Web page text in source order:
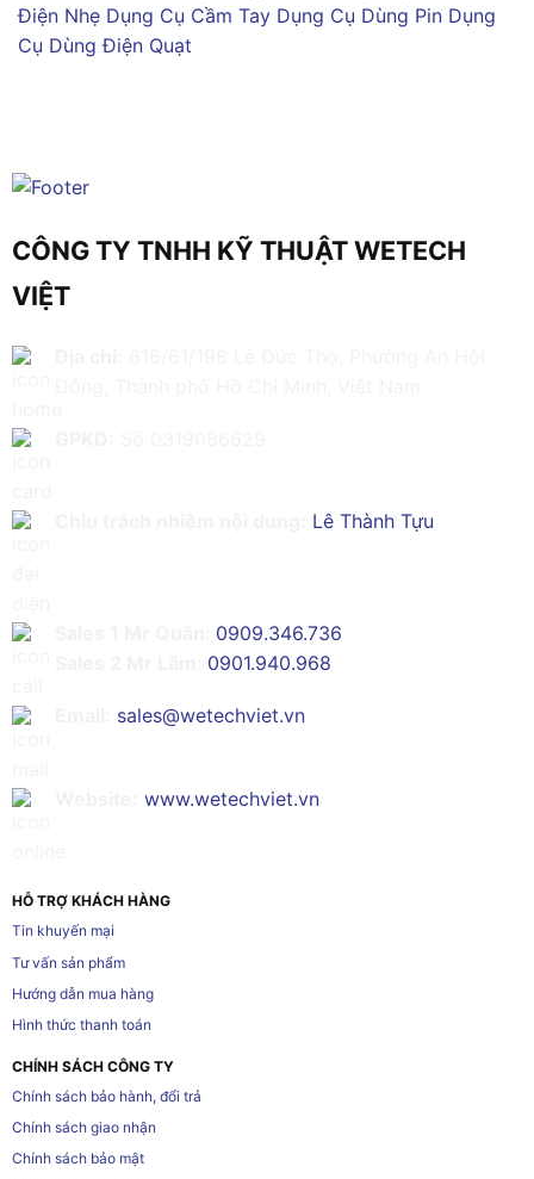
Điện Nhẹ Dụng Cụ Cầm Tay Dụng Cụ Dùng Pin Dụng
Cụ Dùng Điện Quạt
CÔNG TY TNHH KỸ THUẬT WETECH
VIỆT
Lê Thành Tựu
0909.346.736
0901.940.968
sales@wetechviet.vn
www.wetechviet.vn
HỖ TRỢ KHÁCH HÀNG
Tin khuyến mại
Tư vấn sản phẩm
Hướng dẫn mua hàng
Hình thức thanh toán
CHÍNH SÁCH CÔNG TY
Chính sách bảo hành, đổi trả
Chính sách giao nhận
Chính sách bảo mật